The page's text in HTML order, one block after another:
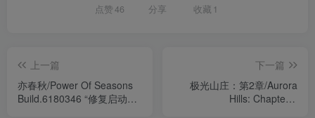
点赞 46 分享 收藏 1
上一篇
亦春秋/Power Of Seasons
Build.6180346 “修复启动报
下一篇
极光山庄：第2章/Aurora
Hills: Chapter 2